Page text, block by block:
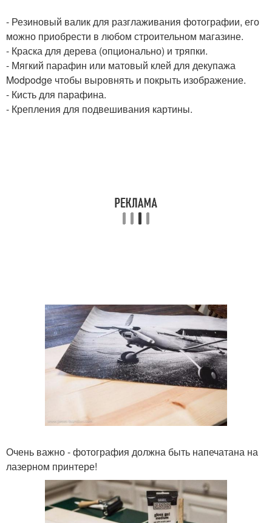
- Резиновый валик для разглаживания фотографии, его
можно приобрести в любом строительном магазине.
- Краска для дерева (опционально) и тряпки.
- Мягкий парафин или матовый клей для декупажа
Modpodge чтобы выровнять и покрыть изображение.
- Кисть для парафина.
- Крепления для подвешивания картины.
Очень важно - фотография должна быть напечатана на
лазерном принтере!